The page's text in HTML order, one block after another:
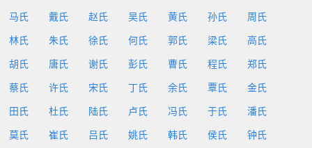
马氏 戴氏 赵氏 吴氏 黄氏 孙氏 周氏
林氏 朱氏 徐氏 何氏 郭氏 梁氏 高氏
胡氏 唐氏 谢氏 彭氏 曹氏 程氏 郑氏
蔡氏 许氏 宋氏 丁氏 余氏 覃氏 金氏
田氏 杜氏 陆氏 卢氏 冯氏 于氏 潘氏
莫氏 崔氏 吕氏 姚氏 韩氏 侯氏 钟氏